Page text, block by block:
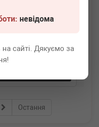
невідома
сайті. Дякуємо за
Всі ціни
Остання